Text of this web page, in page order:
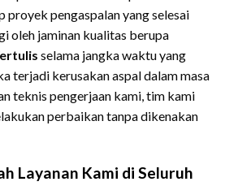
proyek pengaspalan yang selesai
oleh jaminan kualitas berupa
selama jangka waktu yang
terjadi kerusakan aspal dalam masa
teknis pengerjaan kami, tim kami
perbaikan tanpa dikenakan
Layanan Kami di Seluruh